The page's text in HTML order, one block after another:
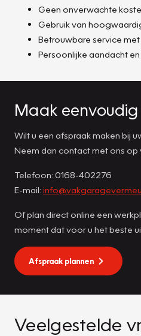
Geen onverwachte
Gebruik van
Betrouwbare service
Persoonlijke aandacht
Maak
Wilt u een afspraak maken bij
Neem dan contact met ons op
Telefoon: 0168-402276
E-mail:
Of plan direct online een
moment dat voor u het beste
Afspraak plannen
Veelgestelde